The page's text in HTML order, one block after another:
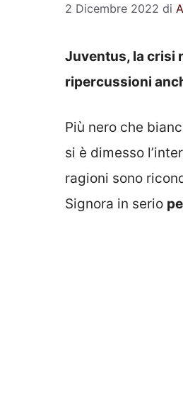
2 Dicembre 2022 di
Juventus, la crisi
ripercussioni
Più nero che
si è dimesso
ragioni sono
Signora in serio